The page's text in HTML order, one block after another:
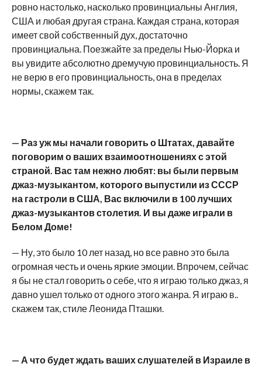
ровно настолько, насколько провинциальны Англия,
США и любая другая страна. Каждая страна, которая
имеет свой собственный дух, достаточно
провинциальна. Поезжайте за пределы Нью-Йорка и
вы увидите абсолютно дремучую провинциальность. Я
не верю в его провинциальность, она в пределах
нормы, скажем так.
— Раз уж мы начали говорить о Штатах, давайте
поговорим о ваших взаимоотношениях с этой
страной. Вас там нежно любят: вы были первым
джаз-музыкантом, которого выпустили из СССР
на гастроли в США, Вас включили в 100 лучших
джаз-музыкантов столетия. И вы даже играли в
Белом Доме!
— Ну, это было 10 лет назад, но все равно это была
огромная честь и очень яркие эмоции. Впрочем, сейчас
я бы не стал говорить о себе, что я играю только джаз, я
давно ушел только от одного этого жанра. Я играю в..
скажем так, стиле Леонида Пташки.
— А что будет ждать ваших слушателей в Израиле в